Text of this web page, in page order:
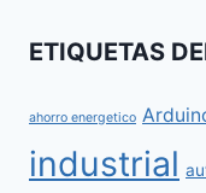
ETIQUETAS
ahorro energetico
industrial